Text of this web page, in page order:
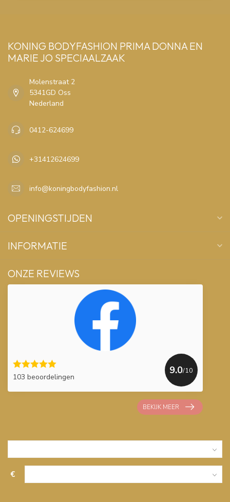
KONING BODYFASHION PRIMA DONNA EN
MARIE JO SPECIAALZAAK
Molenstraat 2
5341GD Oss
Nederland
0412-624699
+31412624699
info@koningbodyfashion.nl
OPENINGSTIJDEN
INFORMATIE
ONZE REVIEWS
103 beoordelingen
9.0/10
BEKIJK MEER
€